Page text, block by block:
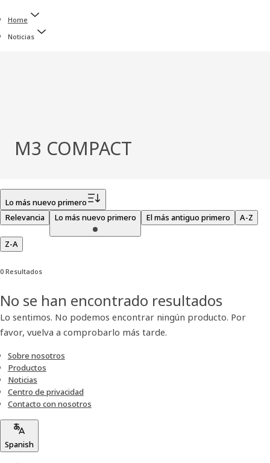
Home
Noticias
M3 COMPACT
Lo más nuevo primero
Relevancia
Lo más nuevo primero El más antiguo primero A-Z
Z-A
0 Resultados
No se han encontrado resultados
Lo sentimos. No podemos encontrar ningún producto. Por
favor, vuelva a comprobarlo más tarde.
Sobre nosotros
Productos
Noticias
Centro de privacidad
Contacto con nosotros
Spanish